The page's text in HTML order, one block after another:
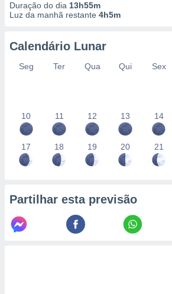
Duração do dia 13h55m
Luz da manhã restante 4h5m
Calendário Lunar
Seg Ter Qua Qui Sex
10 11 12 13 14
17 18 19 20 21
Partilhar esta previsão